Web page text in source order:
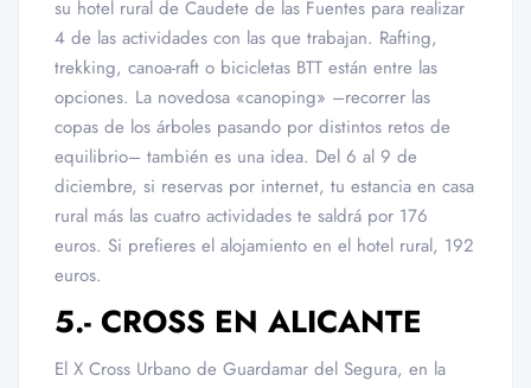
su hotel rural de Caudete de las Fuentes para realizar
4 de las actividades con las que trabajan. Rafting,
trekking, canoa-raft o bicicletas BTT están entre las
opciones. La novedosa «canoping» –recorrer las
copas de los árboles pasando por distintos retos de
equilibrio– también es una idea. Del 6 al 9 de
diciembre, si reservas por internet, tu estancia en casa
rural más las cuatro actividades te saldrá por 176
euros. Si prefieres el alojamiento en el hotel rural, 192
euros.
5.- CROSS EN ALICANTE
El X Cross Urbano de Guardamar del Segura, en la